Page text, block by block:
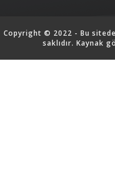
Copyright © 2022 - Bu
saklıdır. Kaynak